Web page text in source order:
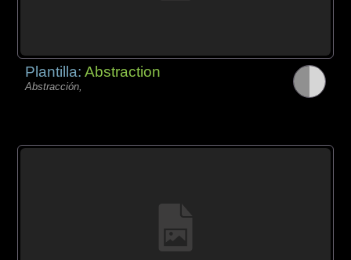
Plantilla:Abstraction
Abstracción,